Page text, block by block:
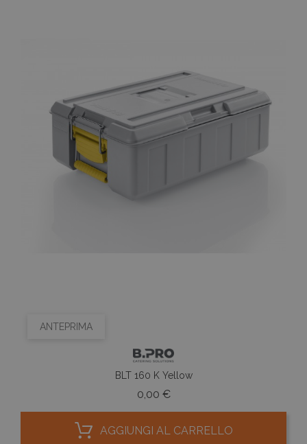
ANTEPRIMA
BLT 160 K Yellow
0,00 €Prezzo
AGGIUNGI AL CARRELLO